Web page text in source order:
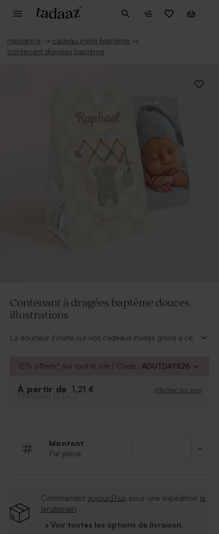
naissance → cadeau invité baptême →
contenant dragées baptême
Contenant à dragées baptême douces
illustrations
La douceur s'invite sur vos cadeaux invités grâce à ce
et son prénom.
sachet transparent pour les dragées et une
attache parisienne pour assembler l'ensemble
15% offerts* sur tout le site | Code : AOUTDAYS26
À partir de 1,21 € Afficher les prix
Prix/pièce (T.T.C.)
Montant
Par pièce
Commandez aujourd'hui, pour une expédition le
lendemain
› Voir toutes les options de livraison